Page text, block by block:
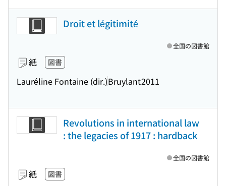
Droit et légitimité
紙 図書
Lauréline Fontaine (dir.)Bruylant2011
全国の図書館
Revolutions in international law
: the legacies of 1917 : hardback
紙 図書
全国の図書館